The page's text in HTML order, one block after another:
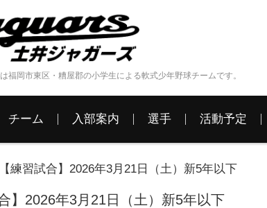
福岡市東区・糟屋郡の小学生による軟式少年野球チームです。
移動
チーム 入部案内 選手 活動予定
【練習試合】2026年3月21日（土）新5年以下
】2026年3月21日（土）新5年以下